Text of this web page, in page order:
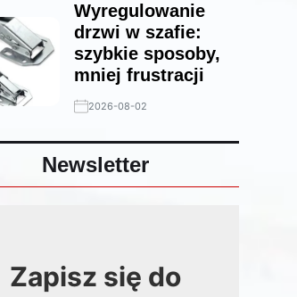
Wyregulowanie
drzwi w szafie:
szybkie sposoby,
mniej frustracji
2026-08-02
Newsletter
Zapisz się do